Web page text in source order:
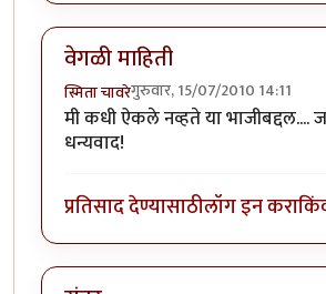
वेगळी माहिती
स्मिता चावरेगुरुवार, 15/07/2010 14:11
मी कधी ऐकले नव्हते या भाजीबद्दल....
धन्यवाद!
प्रतिसाद देण्यासाठीलॉग इन करा